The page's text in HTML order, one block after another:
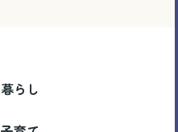
暮らし